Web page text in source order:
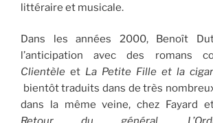
littéraire et musicale.
Dans les années 2000, Benoît
l’anticipation avec des romans
Clientèle et La Petite Fille et la
bientôt traduits dans de très
dans la même veine, chez Fayard